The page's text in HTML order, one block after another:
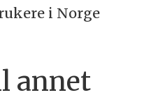
i Norge
annet